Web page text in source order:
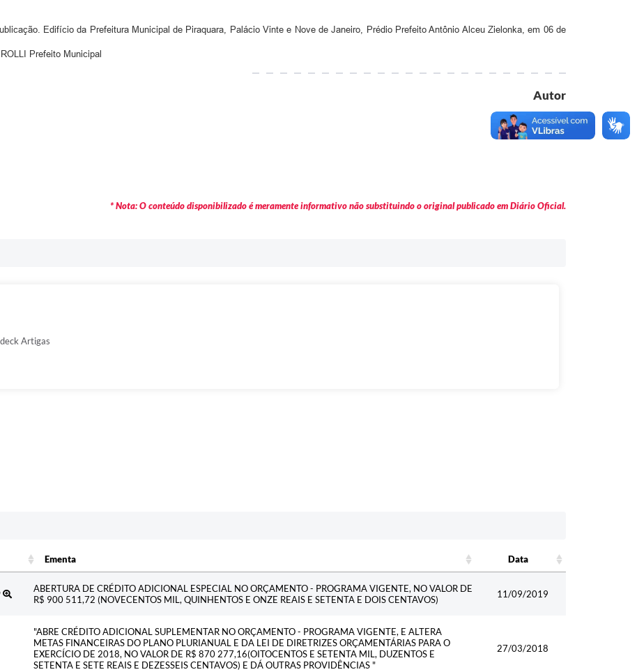
Edifício da Prefeitura Municipal de Piraquara, Palácio Vinte e Nove de Janeiro, Prédio Prefeito Antônio Alceu Zielonka, em 06 de
Prefeito Municipal
Autor
Executivo
* Nota: O conteúdo disponibilizado é meramente informativo não substituindo o original publicado em Diário Oficial.
Artigas
Ementa
Data
ABERTURA DE CRÉDITO ADICIONAL ESPECIAL NO ORÇAMENTO - PROGRAMA VIGENTE, NO VALOR DE
R$ 900 511,72 (NOVECENTOS MIL, QUINHENTOS E ONZE REAIS E SETENTA E DOIS CENTAVOS)
11/09/2019
"ABRE CRÉDITO ADICIONAL SUPLEMENTAR NO ORÇAMENTO - PROGRAMA VIGENTE, E ALTERA
METAS FINANCEIRAS DO PLANO PLURIANUAL E DA LEI DE DIRETRIZES ORÇAMENTÁRIAS PARA O
EXERCÍCIO DE 2018, NO VALOR DE R$ 870 277,16(OITOCENTOS E SETENTA MIL, DUZENTOS E
SETENTA E SETE REAIS E DEZESSEIS CENTAVOS) E DÁ OUTRAS PROVIDÊNCIAS "
27/03/2018